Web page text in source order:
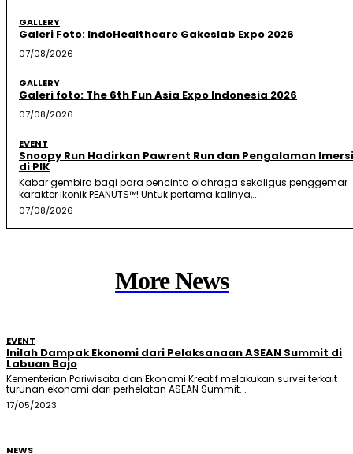
GALLERY
Galeri Foto: IndoHealthcare Gakeslab Expo 2026
07/08/2026
GALLERY
Galeri foto: The 6th Fun Asia Expo Indonesia 2026
07/08/2026
EVENT
Snoopy Run Hadirkan Pawrent Run dan Pengalaman
di PIK
Kabar gembira bagi para pencinta olahraga sekaligus penggemar
karakter ikonik PEANUTS™! Untuk pertama kalinya,...
07/08/2026
More News
EVENT
Inilah Dampak Ekonomi dari Pelaksanaan ASEAN Summit di
Labuan Bajo
Kementerian Pariwisata dan Ekonomi Kreatif melakukan survei terkait
turunan ekonomi dari perhelatan ASEAN Summit...
17/05/2023
NEWS